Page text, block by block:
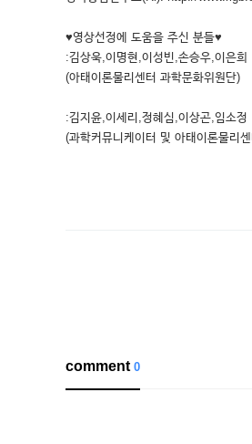
♥영상선정에 도움을 주신 분들♥
:김상욱,이명현,이성빈,손승우,이은희
(아태이론물리센터 과학문화위원단)
:김지윤,이세리,정혜심,이상곤,임소정
(과학커뮤니케이터 및 아태이론물리
comment0